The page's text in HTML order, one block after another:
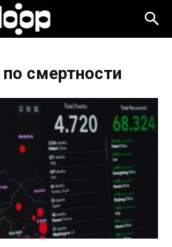
по смертности